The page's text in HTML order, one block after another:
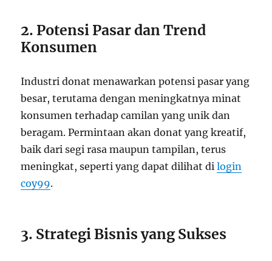
2. Potensi Pasar dan Trend
Konsumen
Industri donat menawarkan potensi pasar yang
besar, terutama dengan meningkatnya minat
konsumen terhadap camilan yang unik dan
beragam. Permintaan akan donat yang kreatif,
baik dari segi rasa maupun tampilan, terus
meningkat, seperti yang dapat dilihat dilogin
coy99.
3. Strategi Bisnis yang Sukses